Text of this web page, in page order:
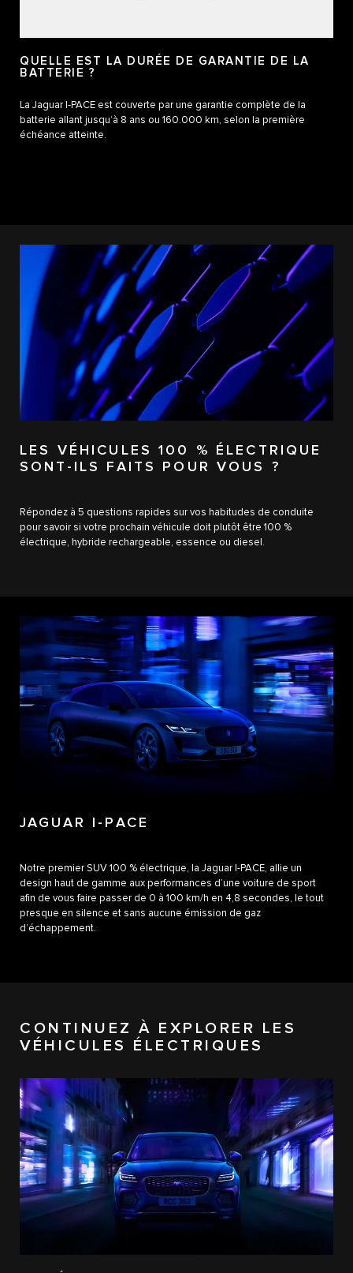
QUELLE EST LA DURÉE DE GARANTIE DE LA
BATTERIE ?
La Jaguar I-PACE est couverte par une garantie complète de la
batterie allant jusqu’à 8 ans ou 160.000 km, selon la première
échéance atteinte.
LES VÉHICULES 100 % ÉLECTRIQUE
SONT-ILS FAITS POUR VOUS ?
Répondez à 5 questions rapides sur vos habitudes de conduite
pour savoir si votre prochain véhicule doit plutôt être 100 %
électrique, hybride rechargeable, essence ou diesel.
JAGUAR I-PACE
Notre premier SUV 100 % électrique, la Jaguar I-PACE, allie un
design haut de gamme aux performances d’une voiture de sport
afin de vous faire passer de 0 à 100 km/h en 4,8 secondes, le tout
presque en silence et sans aucune émission de gaz
d’échappement.
CONTINUEZ À EXPLORER LES
VÉHICULES ÉLECTRIQUES